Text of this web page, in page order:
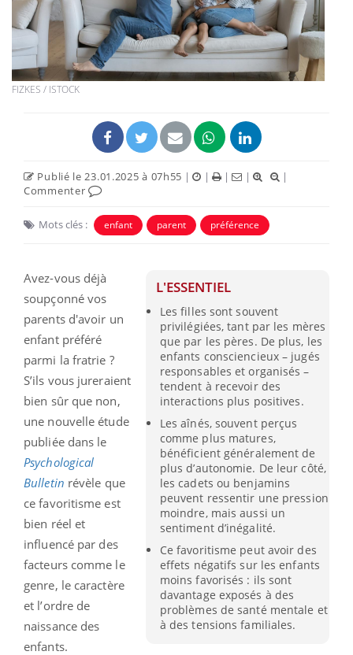
FIZKES / ISTOCK
Publié le 23.01.2025 à 07h55 | | | |
|
Commenter
Mots clés : enfant parent préférence
L'ESSENTIEL
Les filles sont souvent
privilégiées, tant par les mères
que par les pères. De plus, les
enfants consciencieux – jugés
responsables et organisés –
tendent à recevoir des
interactions plus positives.
Les aînés, souvent perçus
comme plus matures,
bénéficient généralement de
plus d’autonomie. De leur côté,
les cadets ou benjamins
peuvent ressentir une pression
moindre, mais aussi un
sentiment d’inégalité.
Ce favoritisme peut avoir des
effets négatifs sur les enfants
moins favorisés : ils sont
davantage exposés à des
problèmes de santé mentale et
à des tensions familiales.
Avez-vous déjà
soupçonné vos
parents d'avoir un
enfant préféré
parmi la fratrie ?
S’ils vous jureraient
bien sûr que non,
une nouvelle étude
publiée dans le
Psychological
Bulletin révèle que
ce favoritisme est
bien réel et
influencé par des
facteurs comme le
genre, le caractère
et l’ordre de
naissance des
enfants.